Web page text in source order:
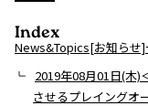
Index
News&Topics[お知らせ]
2019年08月01日(木
させるプレイングオ